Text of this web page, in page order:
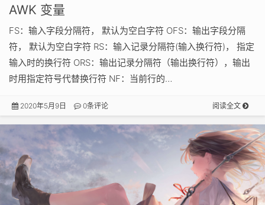
AWK 变量
FS：输入字段分隔符， 默认为空白字符 OFS：输出字段分隔
符， 默认为空白字符 RS：输入记录分隔符(输入换行符)， 指定
输入时的换行符 ORS：输出记录分隔符（输出换行符），输出
时用指定符号代替换行符 NF：当前行的…
2020年5月9日 0条评论 阅读全文